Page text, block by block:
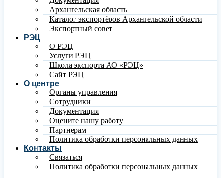
Архангельская область
Каталог экспортёров Архангельской области
Экспортный совет
РЭЦ
О РЭЦ
Услуги РЭЦ
Школа экспорта АО «РЭЦ»
Сайт РЭЦ
О центре
Органы управления
Сотрудники
Документация
Оцените нашу работу
Партнерам
Политика обработки персональных данных
Контакты
Связаться
Политика обработки персональных данных